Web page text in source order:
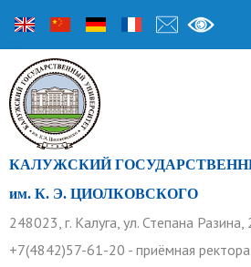
КАЛУЖСКИЙ
им. К. Э. ЦИОЛКОВСКОГО
248023, г. Калуга, ул. Степана Разина,
+7(4842)57-61-20 - приёмная ректора